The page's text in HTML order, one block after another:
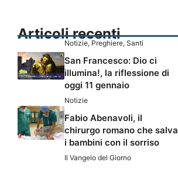
Articoli recenti
Notizie, Preghiere, Santi
San Francesco: Dio ci
illumina!, la riflessione di
oggi 11 gennaio
Notizie
Fabio Abenavoli, il
chirurgo romano che salva
i bambini con il sorriso
Il Vangelo del Giorno